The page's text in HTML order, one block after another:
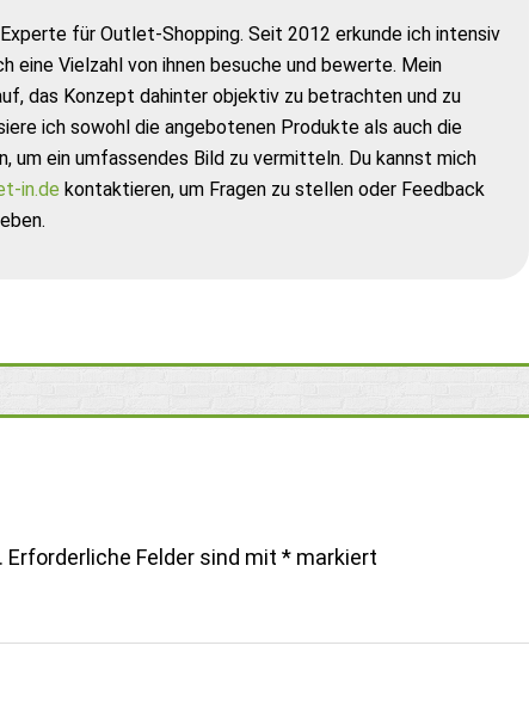
für Outlet-Shopping. Seit 2012 erkunde ich intensiv
eine Vielzahl von ihnen besuche und bewerte. Mein
das Konzept dahinter objektiv zu betrachten und zu
ich sowohl die angebotenen Produkte als auch die
um ein umfassendes Bild zu vermitteln. Du kannst mich
in.de kontaktieren, um Fragen zu stellen oder Feedback
Erforderliche Felder sind mit * markiert